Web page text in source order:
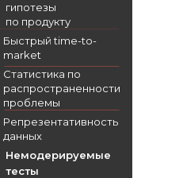
гипотезы
по продукту
Быстрый time-to-
market
Статистика по
распространенности
проблемы
Репрезентативность
данных
Немодерируемые
тесты